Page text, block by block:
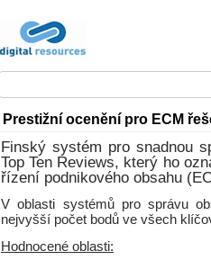
Prestižní ocenění pro ECM
Finský systém pro snadnou
Top Ten Reviews, který ho
řízení podnikového obsahu
V oblasti systémů pro správu
nejvyšší počet bodů ve všech
Hodnocené oblasti: